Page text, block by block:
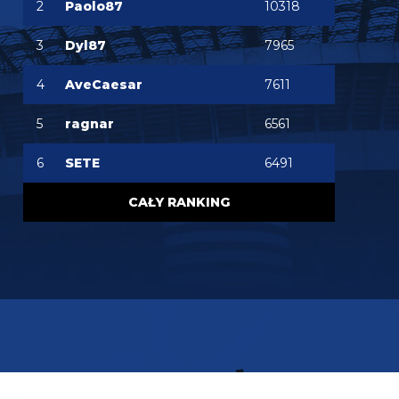
wiedzą że jak go nie sprzedadzą przed Romero to
się będziemy bujać do 31 sierpnia z nim i pójdzie na
gówno wypożyczenie... inna sprawa że i tak
będziemy się z nim bujać, pewnie gdzieś w końcu
pójdzie a my zostaniemy bez Romero
Cny 06.08.2026 16:54
ale to nie chodzi o brak kasy tylko o brak miejsca w
składzie dla kolejnego obrońcy. Pavard musi odejść
Bisseck/Pavard, Akanji/Stones, Bastoni/Augusto jest
2 Paolo87 10318
3 Dyl87 7965
4 AveCaesar 7611
5 ragnar 6561
6 SETE 6491
CAŁY RANKING